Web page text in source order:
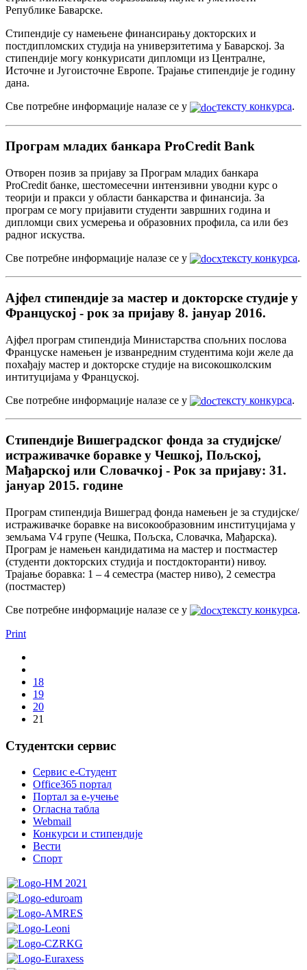
Републике Баварске.
Стипендије су намењене финансирању докторских и
постдипломских студија на универзитетима у Баварској. За
стипендије могу конкурисати дипломци из Централне,
Источне и Југоисточне Европе. Трајање стипендије је годину
дана.
Све потребне информације налазе се у
тексту конкурса.
Програм младих банкара ProCredit Bank
Отворен позив за пријаву за Програм младих банкара
ProCredit банке, шестомесечни интензивни уводни курс о
теорији и пракси у области банкарства и финансија. За
програм се могу пријавити студенти завршних година и
дипломци свих усмерења и образовних профила, са или без
радног искуства.
Све потребне информације налазе се у
тексту конкурса.
Ајфел стипендије за мастер и докторске студије у
Француској - рок за пријаву 8. јануар 2016.
Ајфел програм стипендија Министарства спољних послова
Француске намењен је изванредним студентима који желе да
похађају мастер и докторске студије на високошколским
интитуцијама у Француској.
Све потребне информације налазе се у
тексту конкурса.
Стипендије Вишеградског фонда за студијске/
истраживачке боравке у Чешкој, Пољској,
Мађарској или Словачкој - Рок за пријаву: 31.
јануар 2015. године
Програм стипендија Вишеград фонда намењен је за студијске/
истраживачке боравке на високообразовним институцијама у
земљама V4 групе (Чешка, Пољска, Словачка, Мађарска).
Програм је намењен кандидатима на мастер и постмастер
(студенти докторских студија и постдокторанти) нивоу.
Трајање боравка: 1 – 4 семестра (мастер ниво), 2 семестра
(постмастер)
Све потребне информације налазе се у
тексту конкурса.
Print
18
19
20
21
Студентски сервис
Сервис е-Студент
Office365 портал
Портал за е-учење
Огласна табла
Webmail
Конкурси и стипендије
Вести
Спорт